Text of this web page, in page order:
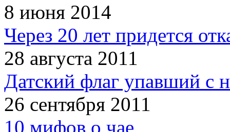
8 июня 2014
Через 20 лет придется
28 августа 2011
Датский флаг упавший с
26 сентября 2011
10 мифов о чае